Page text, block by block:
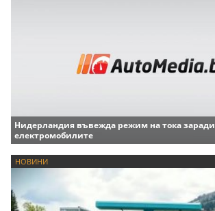
Нидерландия въвежда режим на тока заради
електромобилите
НОВИНИ